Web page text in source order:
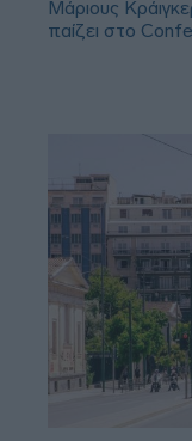
Μάριους
παίζει στο